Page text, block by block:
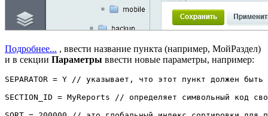
Подробнее... , ввести название пункта (например, МойРаздел)
и в секции Параметры ввести новые параметры, например:
SEPARATOR = Y // указывает, что этот пункт должен
SECTION_ID = MyReports // определяет символьный код